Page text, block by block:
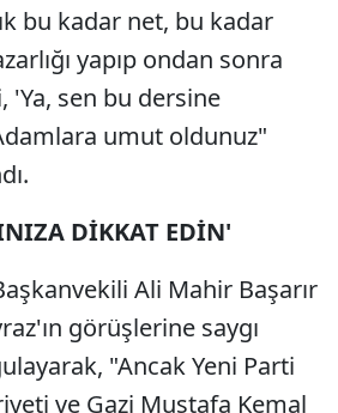
bu kadar net, bu kadar
yapıp ondan sonra
'Ya, sen bu dersine
umut oldunuz"
DİKKAT EDİN'
Ali Mahir Başarır
görüşlerine saygı
"Ancak Yeni Parti
ve Gazi Mustafa Kemal